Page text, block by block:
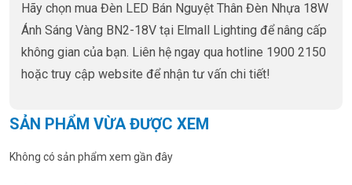
Hãy chọn mua Đèn LED Bán Nguyệt Thân Đèn Nhựa 18W
Ánh Sáng Vàng BN2-18V tại Elmall Lighting để nâng cấp
không gian của bạn. Liên hệ ngay qua hotline 1900 2150
hoặc truy cập website để nhận tư vấn chi tiết!
SẢN PHẨM VỪA ĐƯỢC XEM
Không có sản phẩm xem gần đây